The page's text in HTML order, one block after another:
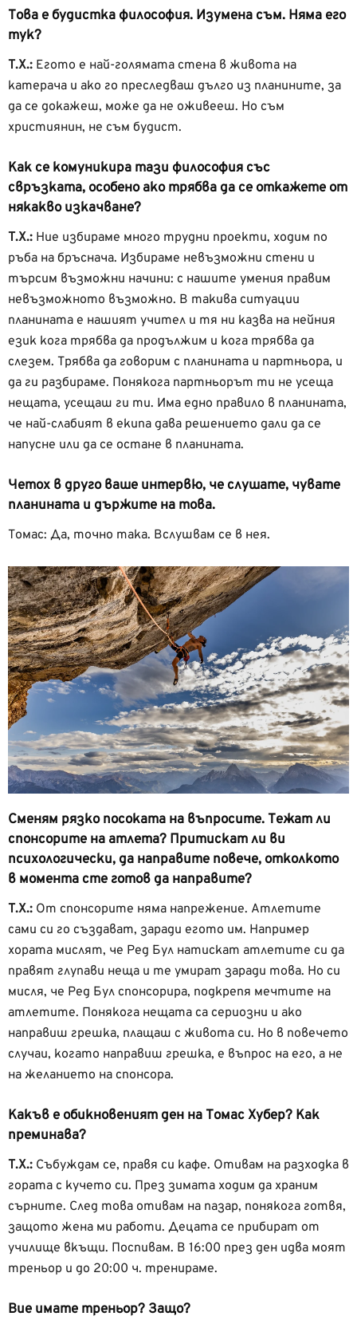
Това е будистка философия. Изумена съм. Няма его
тук?
Т.Х.: Егото е най-голямата стена в живота на
катерача и ако го преследваш дълго из планините, за
да се докажеш, може да не оживееш. Но съм
християнин, не съм будист.
Как се комуникира тази философия със
свръзката, особено ако трябва да се откажете от
някакво изкачване?
Т.Х.: Ние избираме много трудни проекти, ходим по
ръба на бръснача. Избираме невъзможни стени и
търсим възможни начини: с нашите умения правим
невъзможното възможно. В такива ситуации
планината е нашият учител и тя ни казва на нейния
език кога трябва да продължим и кога трябва да
слезем. Трябва да говорим с планината и партньора, и
да ги разбираме. Понякога партньорът ти не усеща
нещата, усещаш ги ти. Има едно правило в планината,
че най-слабият в екипа дава решението дали да се
напусне или да се остане в планината.
Четох в друго ваше интервю, че слушате, чувате
планината и държите на това.
Томас: Да, точно така. Вслушвам се в нея.
Сменям рязко посоката на въпросите. Тежат ли
спонсорите на атлета? Притискат ли ви
психологически, да направите повече, отколкото
в момента сте готов да направите?
Т.Х.: От спонсорите няма напрежение. Атлетите
сами си го създават, заради егото им. Например
хората мислят, че Ред Бул натискат атлетите си да
правят глупави неща и те умират заради това. Но си
мисля, че Ред Бул спонсорира, подкрепя мечтите на
атлетите. Понякога нещата са сериозни и ако
направиш грешка, плащаш с живота си. Но в повечето
случаи, когато направиш грешка, е въпрос на его, а не
на желанието на спонсора.
Какъв е обикновеният ден на Томас Хубер? Как
преминава?
Т.Х.: Събуждам се, правя си кафе. Отивам на разходка в
гората с кучето си. През зимата ходим да храним
сърните. След това отивам на пазар, понякога готвя,
защото жена ми работи. Децата се прибират от
училище вкъщи. Поспивам. В 16:00 през ден идва моят
треньор и до 20:00 ч. тренираме.
Вие имате треньор? Защо?